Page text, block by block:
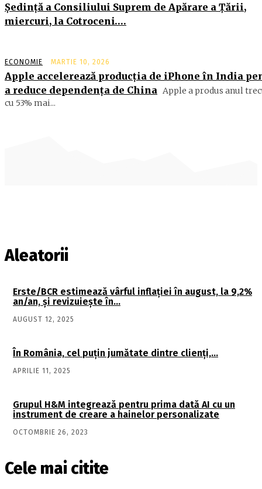
Şedinţă a Consiliului Suprem de Apărare a Ţării,
miercuri, la Cotroceni….
ECONOMIE MARTIE 10, 2026
Apple accelerează producția de iPhone în India
a reduce dependența de China Apple a produs anul
cu 53% mai...
Aleatorii
Erste/BCR estimează vârful inflaţiei în august, la 9,2%
an/an, şi revizuieşte în…
AUGUST 12, 2025
În România, cel puţin jumătate dintre clienţi,…
APRILIE 11, 2025
Grupul H&M integrează pentru prima dată AI cu un
instrument de creare a hainelor personalizate
OCTOMBRIE 26, 2023
Cele mai citite